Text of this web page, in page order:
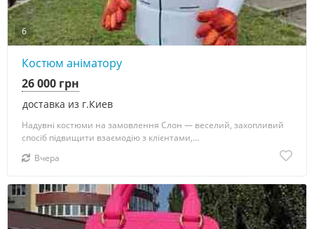
6
Костюм аніматору
доставка из г.Киев
26 000 грн
Надувні костюми на замовлення Слон — веселий, захопливий
спосіб підвищити взаємодію з клієнтами,...
Вчера